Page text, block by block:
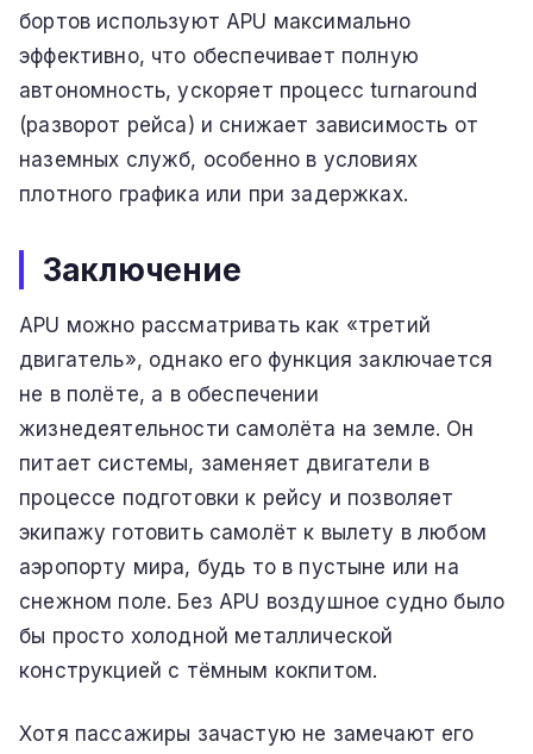
бортов используют APU максимально
эффективно, что обеспечивает полную
автономность, ускоряет процесс turnaround
(разворот рейса) и снижает зависимость от
наземных служб, особенно в условиях
плотного графика или при задержках.
Заключение
APU можно рассматривать как «третий
двигатель», однако его функция заключается
не в полёте, а в обеспечении
жизнедеятельности самолёта на земле. Он
питает системы, заменяет двигатели в
процессе подготовки к рейсу и позволяет
экипажу готовить самолёт к вылету в любом
аэропорту мира, будь то в пустыне или на
снежном поле. Без APU воздушное судно было
бы просто холодной металлической
конструкцией с тёмным кокпитом.
Хотя пассажиры зачастую не замечают его